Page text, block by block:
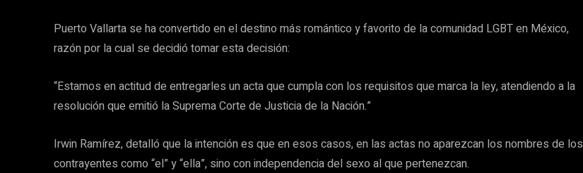
Puerto Vallarta se ha convertido en el destino más romántico y favorito de la comunidad LGBT en México,
razón por la cual se decidió tomar esta decisión:
“Estamos en actitud de entregarles un acta que cumpla con los requisitos que marca la ley, atendiendo a la
resolución que emitió la Suprema Corte de Justicia de la Nación.”
Irwin Ramírez, detalló que la intención es que en esos casos, en las actas no aparezcan los nombres de los
contrayentes como “el” y “ella”, sino con independencia del sexo al que pertenezcan.